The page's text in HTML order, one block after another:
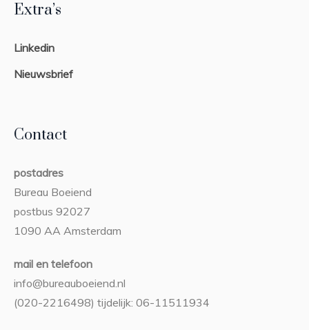
Extra’s
Linkedin
Nieuwsbrief
Contact
postadres
Bureau Boeiend
postbus 92027
1090 AA Amsterdam
mail en telefoon
info@bureauboeiend.nl
(020-2216498) tijdelijk: 06-11511934